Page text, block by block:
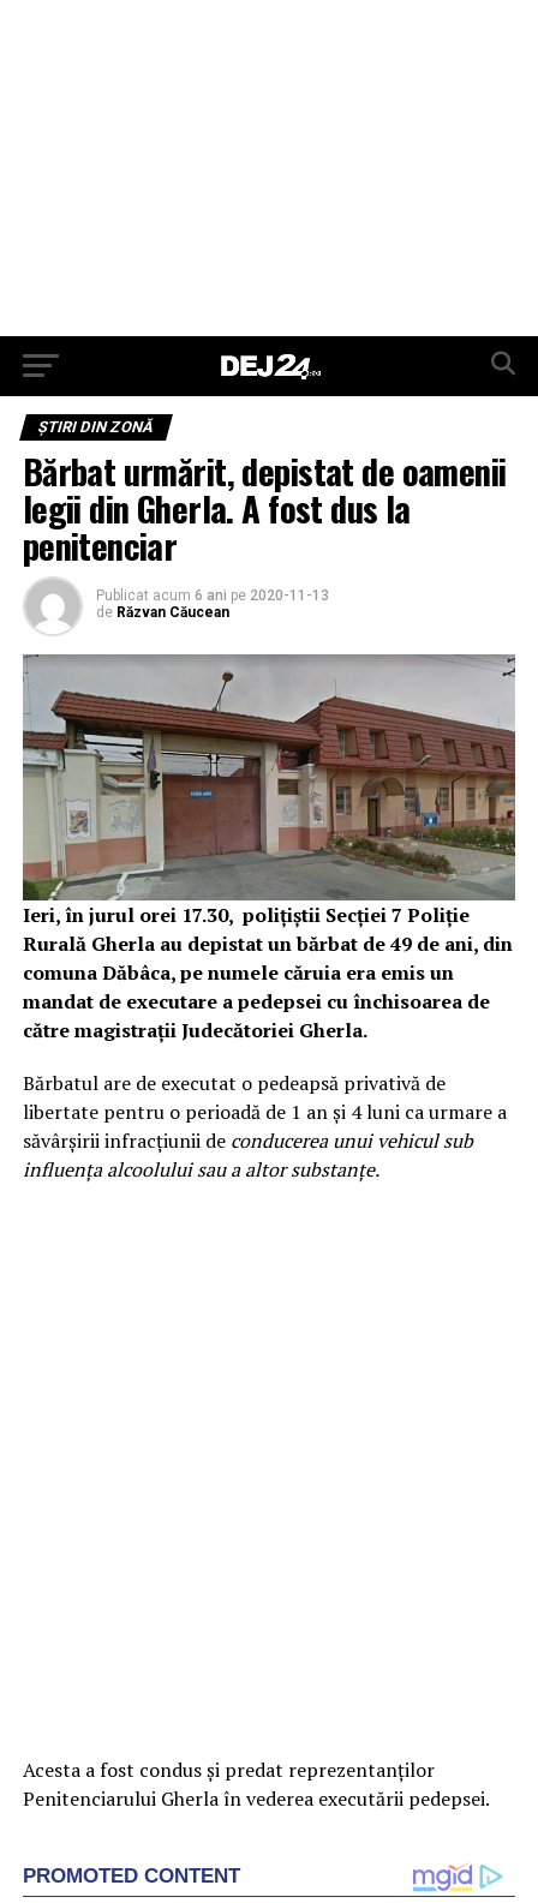
ŞTIRI DIN ZONĂ
Bărbat urmărit, depistat de oamenii
legii din Gherla. A fost dus la
penitenciar
Publicat acum 6 ani pe 2020-11-13
de Răzvan Căucean
Ieri, în jurul orei 17.30, polițiștii Secției 7 Poliție
Rurală Gherla au depistat un bărbat de 49 de ani, din
comuna Dăbâca, pe numele căruia era emis un
mandat de executare a pedepsei cu închisoarea de
către magistrații Judecătoriei Gherla.
Bărbatul are de executat o pedeapsă privativă de
libertate pentru o perioadă de 1 an și 4 luni ca urmare a
săvârșirii infracțiunii de conducerea unui vehicul sub
influența alcoolului sau a altor substanțe.
Acesta a fost condus și predat reprezentanților
Penitenciarului Gherla în vederea executării pedepsei.